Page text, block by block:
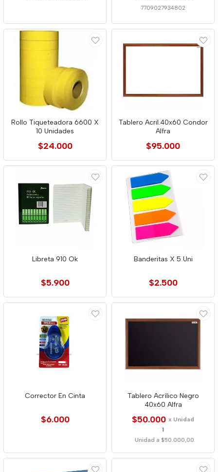
7709027934802
Rollo Tiqueteadora 6600 X
10 Unidades
$24.000
Tablero Acril.40x60 Condor
Alfra
$95.000
Libreta 910 Ok
$5.900
Banderitas X 5 Uni
$2.500
Corrector En Cinta
$6.000
Tablero Acrílico Negro
40x60 Alfra
$50.000 x Unidad
1
Unidad a $50.000,00